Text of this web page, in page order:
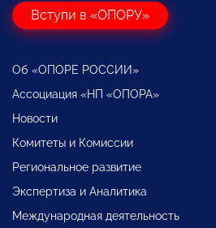
Вступи в «ОПОРУ»
Об «ОПОРЕ РОССИИ»
Ассоциация «НП «ОПОРА»
Новости
Комитеты и Комиссии
Региональное развитие
Экспертиза и Аналитика
Международная деятельность